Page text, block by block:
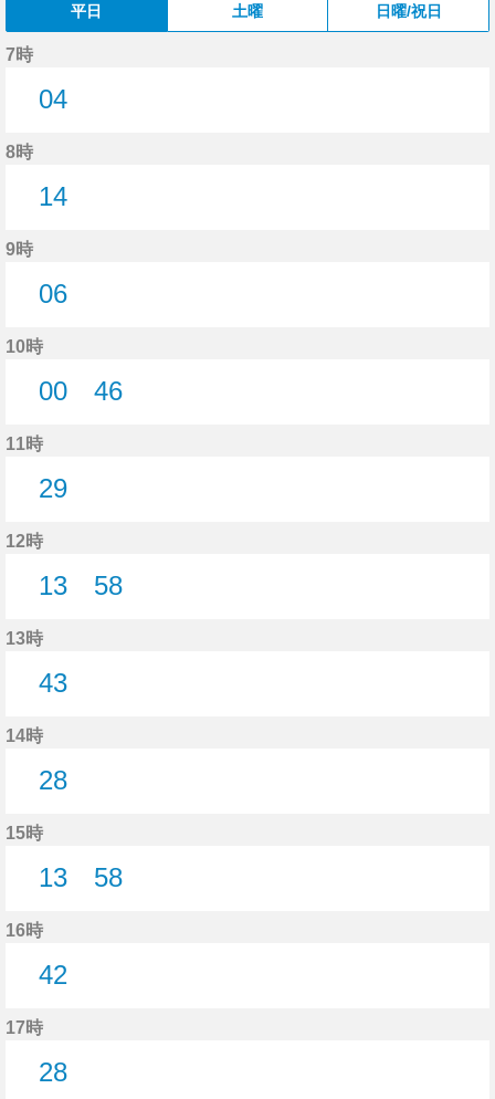
平日 土曜 日曜/祝日
7時
04
8時
14
9時
06
10時
00
46
11時
29
12時
13
58
13時
43
14時
28
15時
13
58
16時
42
17時
28